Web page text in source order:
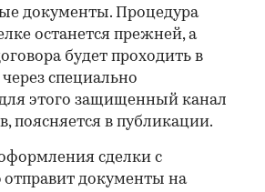
документы. Процедура
останется прежней, а
будет проходить в
специально
этого защищенный канал
поясняется в публикации.
сделки с
документы на